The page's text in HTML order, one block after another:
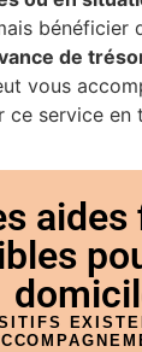
bénéficier
de
vous
ce service en